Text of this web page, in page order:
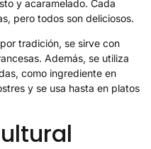
y acaramelado. Cada
pero todos son deliciosos.
tradición, se sirve con
Además, se utiliza
como ingrediente en
y se usa hasta en platos